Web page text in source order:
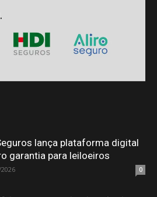
lança plataforma digital
garantia para leiloeiros
0